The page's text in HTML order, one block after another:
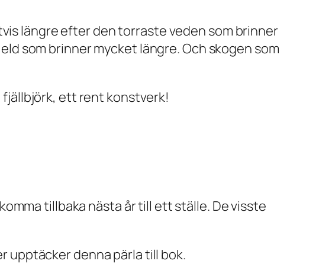
längre efter den torraste veden som brinner
som brinner mycket längre. Och skogen som
fjällbjörk, ett rent konstverk!
tillbaka nästa år till ett ställe. De visste
upptäcker denna pärla till bok.